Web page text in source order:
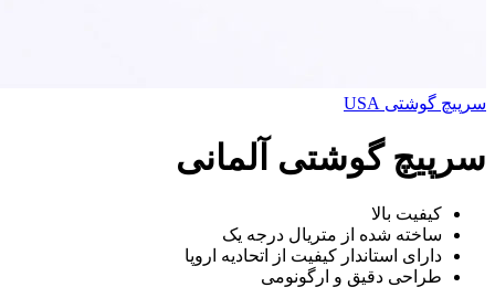
سرپیچ گوشتی USA
سرپیچ گوشتی آلمانی
کیفیت بالا
ساخته شده از متریال درجه یک
دارای استاندار کیفیت از اتحادیه اروپا
طراحی دقیق و ارگونومی